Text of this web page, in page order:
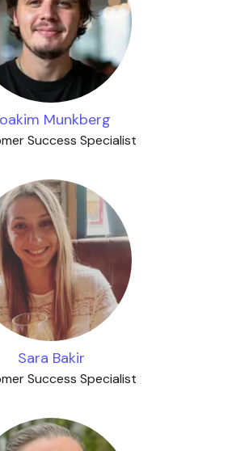
Munkberg
Success Specialist
Sara Bakir
Success Specialist